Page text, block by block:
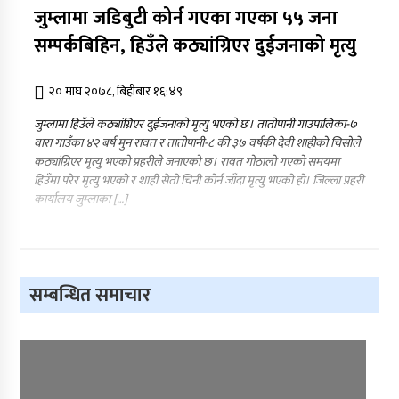
जुम्लामा जडिबुटी कोर्न गएका गएका ५५ जना
सम्पर्कबिहिन, हिउँले कठ्यांग्रिएर दुईजनाको मृत्यु
२० माघ २०७८, बिहीबार १६:४९
जुम्लामा हिउँले कठ्यांग्रिएर दुईजनाको मृत्यु भएको छ। तातोपानी गाउपालिका-७
वारा गाउँका ४२ बर्ष मुन रावत र तातोपानी-८ की ३७ वर्षकी देवी शाहीको चिसोले
कठ्यांग्रिएर मृत्यु भएको प्रहरीले जनाएको छ। रावत गोठालो गएको समयमा
हिउँमा परेर मृत्यु भएको र शाही सेतो चिनी कोर्न जाँदा मृत्यु भएको हो। जिल्ला प्रहरी
कार्यालय जुम्लाका […]
सम्बन्धित समाचार